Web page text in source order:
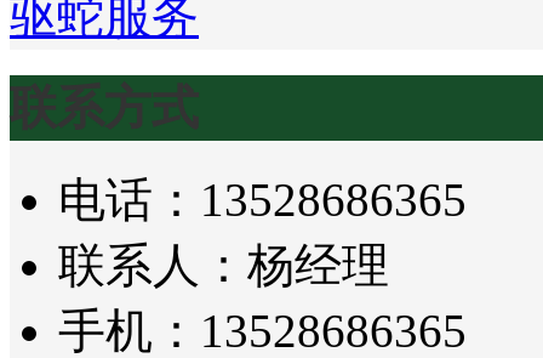
驱蛇服务
联系方式
电话：13528686365
联系人：杨经理
手机：13528686365